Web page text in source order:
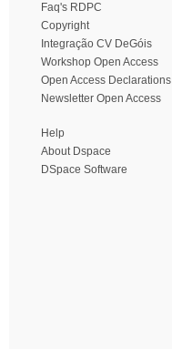
Faq's RDPC
Copyright
Integração CV DeGóis
Workshop Open Access
Open Access Declarations
Newsletter Open Access
Help
About Dspace
DSpace Software